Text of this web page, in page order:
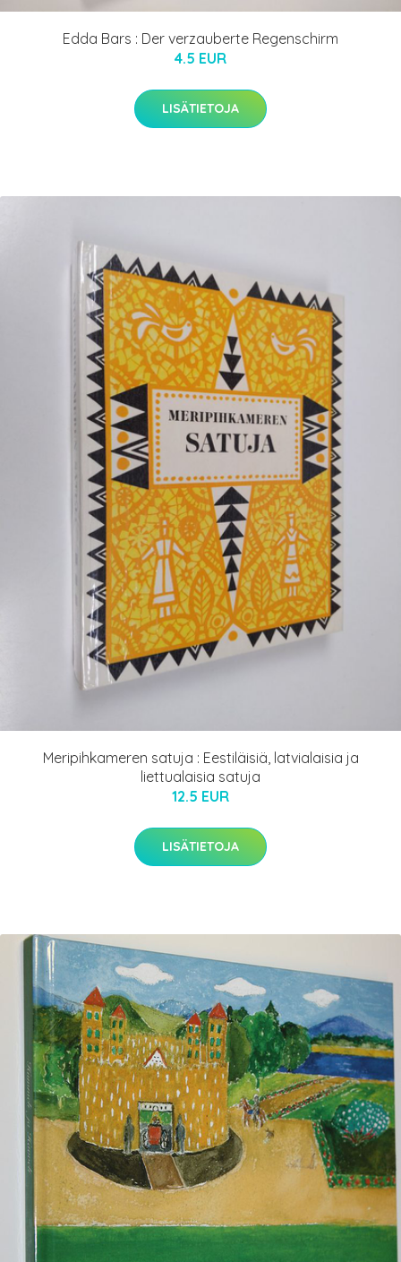
Edda Bars : Der verzauberte Regenschirm
4.5 EUR
LISÄTIETOJA
Meripihkameren satuja : Eestiläisiä, latvialaisia ja
liettualaisia satuja
12.5 EUR
LISÄTIETOJA